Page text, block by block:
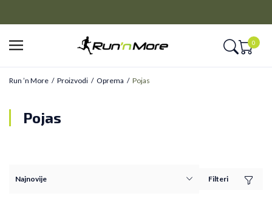
0
Run ’n More Proizvodi Oprema Pojas
Pojas
Filteri